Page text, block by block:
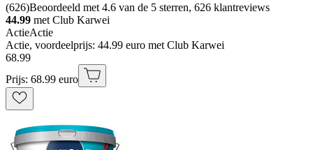
(626)Beoordeeld met 4.6 van de 5 sterren, 626 klantreviews
44.99 met Club Karwei
ActieActie
Actie, voordeelprijs: 44.99 euro met Club Karwei
68.99
Prijs: 68.99 euro